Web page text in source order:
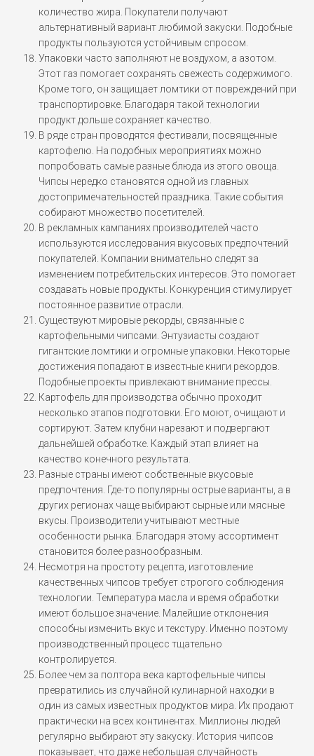
количество жира. Покупатели получают
альтернативный вариант любимой закуски. Подобные
продукты пользуются устойчивым спросом.
Упаковки часто заполняют не воздухом, а азотом.
Этот газ помогает сохранять свежесть содержимого.
Кроме того, он защищает ломтики от повреждений при
транспортировке. Благодаря такой технологии
продукт дольше сохраняет качество.
В ряде стран проводятся фестивали, посвященные
картофелю. На подобных мероприятиях можно
попробовать самые разные блюда из этого овоща.
Чипсы нередко становятся одной из главных
достопримечательностей праздника. Такие события
собирают множество посетителей.
В рекламных кампаниях производителей часто
используются исследования вкусовых предпочтений
покупателей. Компании внимательно следят за
изменением потребительских интересов. Это помогает
создавать новые продукты. Конкуренция стимулирует
постоянное развитие отрасли.
Существуют мировые рекорды, связанные с
картофельными чипсами. Энтузиасты создают
гигантские ломтики и огромные упаковки. Некоторые
достижения попадают в известные книги рекордов.
Подобные проекты привлекают внимание прессы.
Картофель для производства обычно проходит
несколько этапов подготовки. Его моют, очищают и
сортируют. Затем клубни нарезают и подвергают
дальнейшей обработке. Каждый этап влияет на
качество конечного результата.
Разные страны имеют собственные вкусовые
предпочтения. Где-то популярны острые варианты, а в
других регионах чаще выбирают сырные или мясные
вкусы. Производители учитывают местные
особенности рынка. Благодаря этому ассортимент
становится более разнообразным.
Несмотря на простоту рецепта, изготовление
качественных чипсов требует строгого соблюдения
технологии. Температура масла и время обработки
имеют большое значение. Малейшие отклонения
способны изменить вкус и текстуру. Именно поэтому
производственный процесс тщательно
контролируется.
Более чем за полтора века картофельные чипсы
превратились из случайной кулинарной находки в
один из самых известных продуктов мира. Их продают
практически на всех континентах. Миллионы людей
регулярно выбирают эту закуску. История чипсов
показывает, что даже небольшая случайность